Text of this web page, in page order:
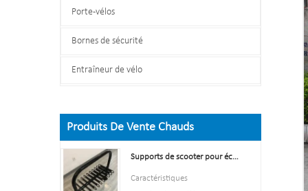
Porte-vélos
Bornes de sécurité
Entraîneur de vélo
Produits De Vente Chauds
Supports de scooter pour écoles Support de support de scooter double face
Caractéristiques